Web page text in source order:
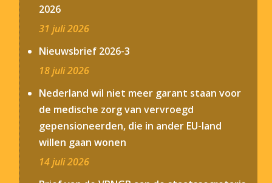
2026
31 juli 2026
Nieuwsbrief 2026-3
18 juli 2026
Nederland wil niet meer garant staan voor
de medische zorg van vervroegd
gepensioneerden, die in ander EU-land
willen gaan wonen
14 juli 2026